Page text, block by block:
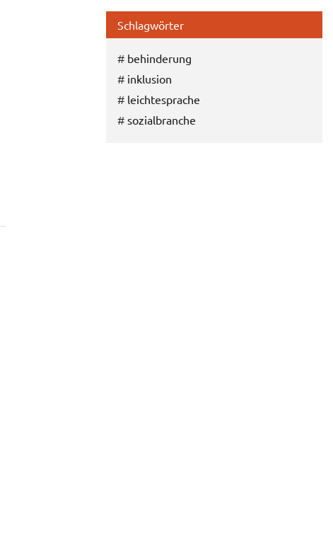
Schlagwörter
# behinderung
# inklusion
# leichtesprache
# sozialbranche